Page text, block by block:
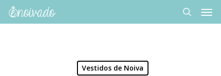
Skip
search
Vestidos de Noiva